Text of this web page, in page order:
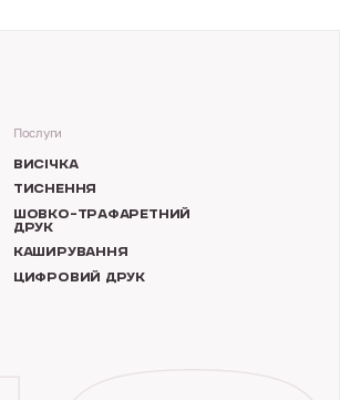
Послуги
ВИСІЧКА
ТИСНЕННЯ
ШОВКО-ТРАФАРЕТНИЙ
ДРУК
КАШИРУВАННЯ
ЦИФРОВИЙ ДРУК